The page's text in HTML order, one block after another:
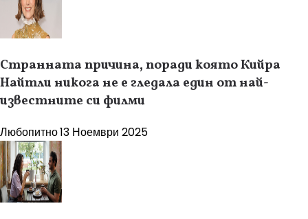
Странната причина, поради която Кийра
Найтли никога не е гледала един от най-
известните си филми
Любопитно13 Ноември 2025